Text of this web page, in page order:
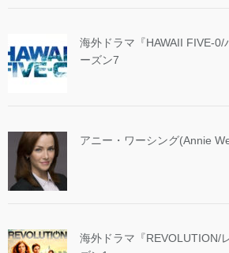
海外ドラマ『HAWAII FIVE-
ーズン7
アニー・ワーシング(Annie
海外ドラマ『REVOLUTION/